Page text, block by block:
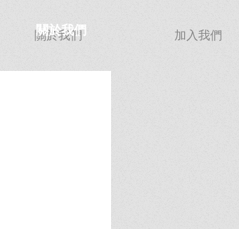
關於我們
關於我們 加入我們